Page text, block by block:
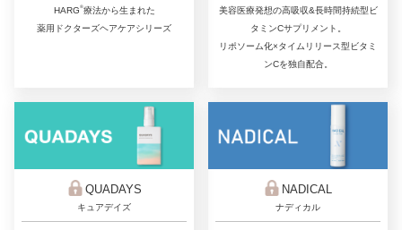
HARG®療法から生まれた
薬用ドクターズヘアケアシリーズ
美容医療発想の高吸収&長時間持続型ビ
タミンCサプリメント。
リポソーム化×タイムリリース型ビタミ
ンCを独自配合。
QUADAYS
キュアデイズ
NADICAL
ナディカル